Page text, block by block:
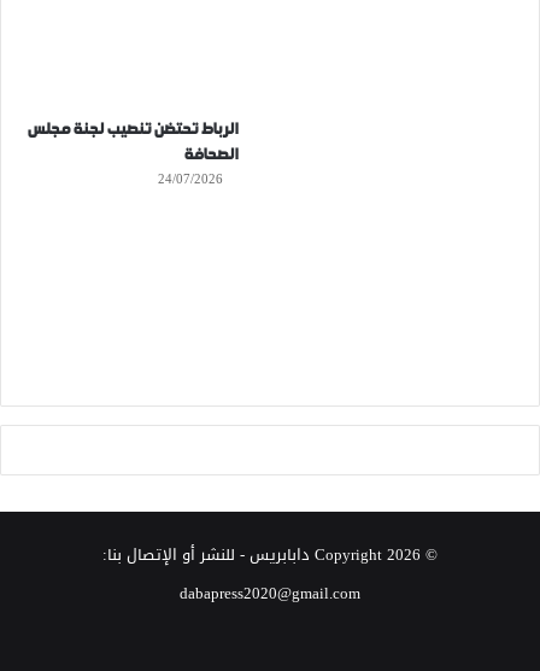
الرباط تحتضن تنصيب لجنة مجلس
الصحافة
24/07/2026
© Copyright 2026 دابابريس- للنشر أو الإتصال بنا:
dabapress2020@gmail.com